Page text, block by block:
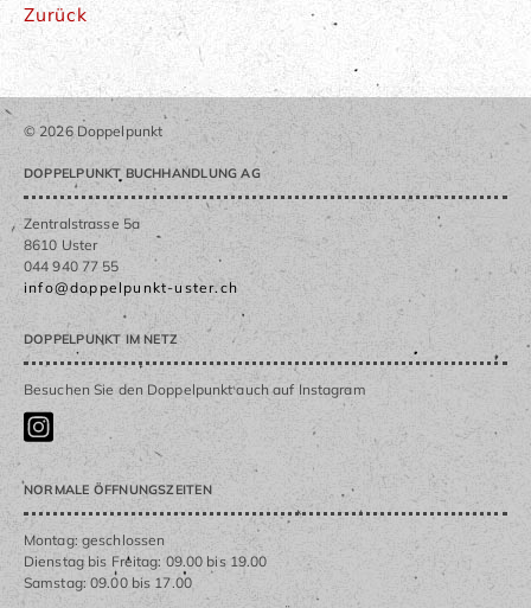
Zurück
© 2026 Doppelpunkt
DOPPELPUNKT BUCHHANDLUNG AG
Zentralstrasse 5a
8610 Uster
044 940 77 55
info@doppelpunkt-uster.ch
DOPPELPUNKT IM NETZ
Besuchen Sie den Doppelpunkt auch auf Instagram
NORMALE ÖFFNUNGSZEITEN
Montag: geschlossen
Dienstag bis Freitag: 09.00 bis 19.00
Samstag: 09.00 bis 17.00